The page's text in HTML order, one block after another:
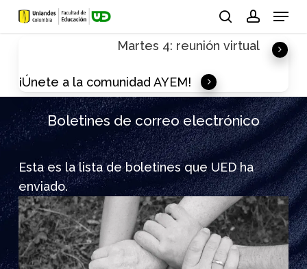
Skip
Menu
Martes 4: reunión virtual
¡Únete a la comunidad AYEM!
Boletines de correo electrónico
Esta es la lista de boletines que UED ha
enviado.